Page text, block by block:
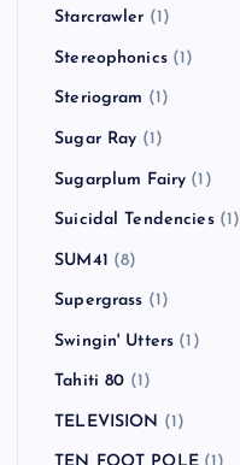
Starcrawler (1)
Stereophonics(1)
Steriogram (1)
Sugar Ray (1)
Sugarplum Fairy (1)
Suicidal Tendencies(1)
SUM41 (8)
Supergrass (1)
Swingin' Utters (1)
Tahiti 80 (1)
TELEVISION (1)